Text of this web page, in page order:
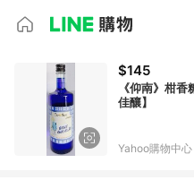
$145
《仰南》柑
佳釀】
Yahoo購物中心